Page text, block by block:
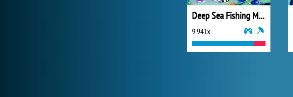
Deep Sea Fishing Mania
9 941x